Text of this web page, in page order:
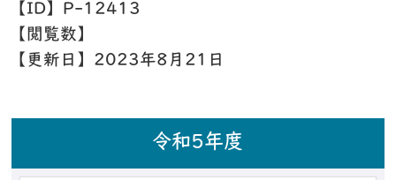
【ID】 P-12413
【閲覧数】
【更新日】 2023年8月21日
令和5年度